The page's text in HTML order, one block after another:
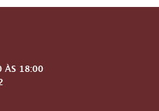
ÀS 18:00